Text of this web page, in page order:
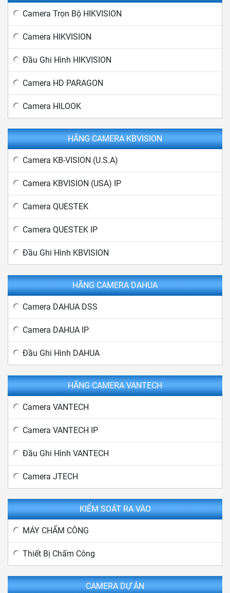
Camera Trọn Bộ HIKVISION
Camera HIKVISION
Đầu Ghi Hình HIKVISION
Camera HD PARAGON
Camera HILOOK
HÃNG CAMERA KBVISION
Camera KB-VISION (U.S.A)
Camera KBVISION (USA) IP
Camera QUESTEK
Camera QUESTEK IP
Đầu Ghi Hình KBVISION
HÃNG CAMERA DAHUA
Camera DAHUA DSS
Camera DAHUA IP
Đầu Ghi Hình DAHUA
HÃNG CAMERA VANTECH
Camera VANTECH
Camera VANTECH IP
Đầu Ghi Hình VANTECH
Camera JTECH
KIỂM SOÁT RA VÀO
MÁY CHẤM CÔNG
Thiết Bị Chấm Công
CAMERA DỰ ÁN